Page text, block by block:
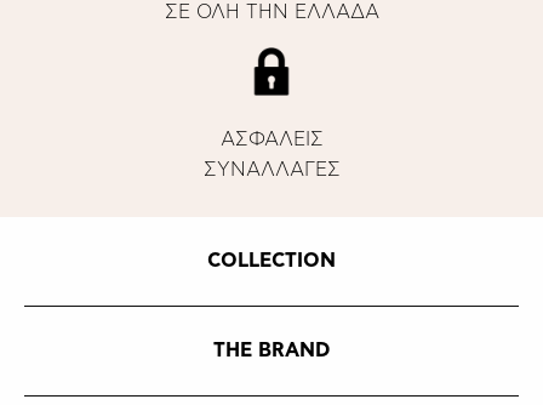
ΣΕ ΟΛΗ ΤΗΝ ΕΛΛΑΔΑ
ΑΣΦΑΛΕΙΣ
ΣΥΝΑΛΛΑΓΕΣ
COLLECTION
THE BRAND